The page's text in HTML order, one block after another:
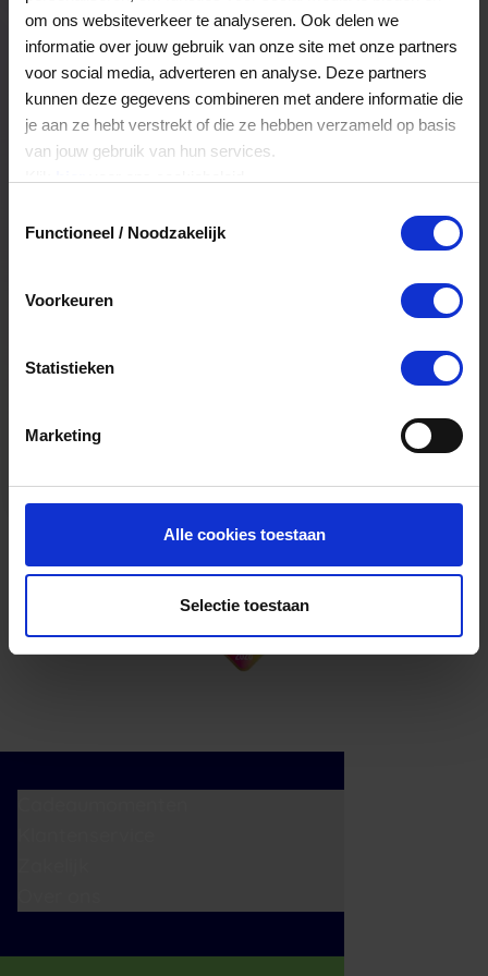
om ons websiteverkeer te analyseren. Ook delen we
informatie over jouw gebruik van onze site met onze partners
voor social media, adverteren en analyse. Deze partners
kunnen deze gegevens combineren met andere informatie die
je aan ze hebt verstrekt of die ze hebben verzameld op basis
van jouw gebruik van hun services.
Functioneel / Noodzakelijk
Voorkeuren
Statistieken
Marketing
Alle cookies toestaan
Selectie toestaan
Veelgestelde Vragen
Hoelang blijft mijn saldo geldig?
Het volledige saldo op de VVV cadeaukaart
is minimaal drie jaar geldig.
Kan ik het saldo in delen besteden?
cadeaukaart in delen uitgeven.
Ja, je mag het saldo van je VVV
cadeaukaart in delen uitgeven.